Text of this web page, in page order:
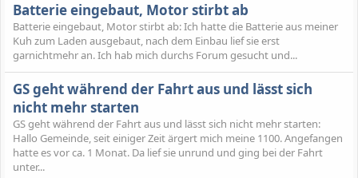
Batterie eingebaut, Motor stirbt ab
Batterie eingebaut, Motor stirbt ab: Ich hatte die Batterie aus meiner
Kuh zum Laden ausgebaut, nach dem Einbau lief sie erst
garnichtmehr an. Ich hab mich durchs Forum gesucht und...
GS geht während der Fahrt aus und lässt sich
nicht mehr starten
GS geht während der Fahrt aus und lässt sich nicht mehr starten:
Hallo Gemeinde, seit einiger Zeit ärgert mich meine 1100. Angefangen
hatte es vor ca. 1 Monat. Da lief sie unrund und ging bei der Fahrt
unter...